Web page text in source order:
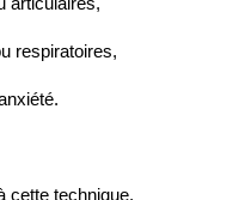
respiratoires,
cette technique,